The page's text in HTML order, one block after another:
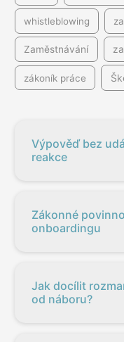
whistleblowing
Zaměstnávání
zákoník práce
Výpověď bez
reakce
Zákonné
onboardingu
Jak docílit
od náboru?